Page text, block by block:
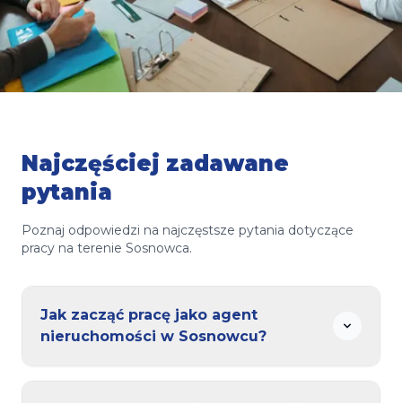
Najczęściej zadawane
pytania
Poznaj odpowiedzi na najczęstsze pytania dotyczące
pracy na terenie Sosnowca.
Jak zacząć pracę jako agent
nieruchomości w Sosnowcu?